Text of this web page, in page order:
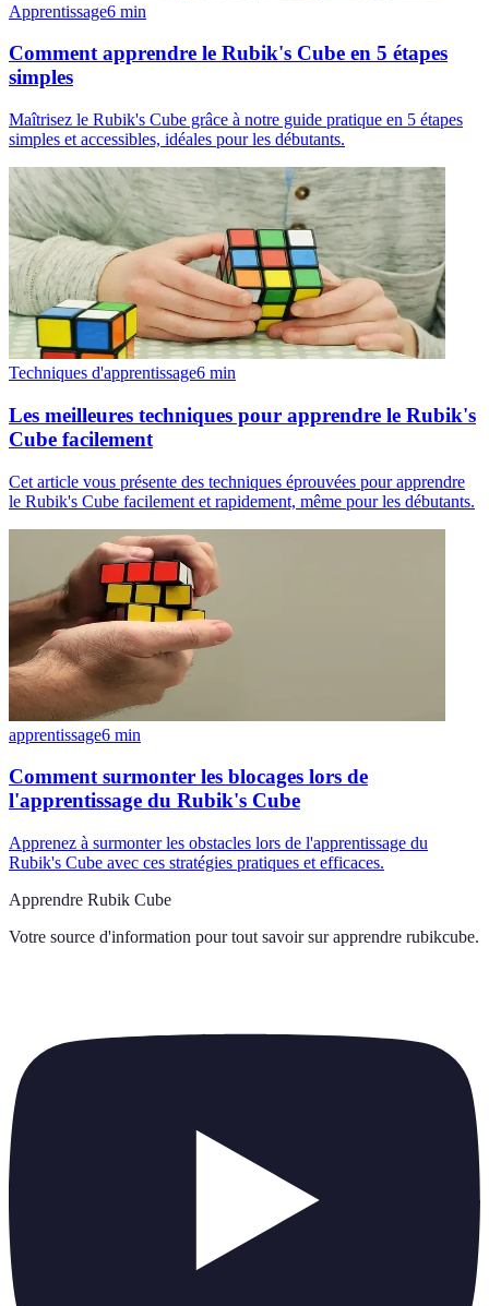
Apprentissage6 min
Comment apprendre le Rubik's Cube en 5 étapes
simples
Maîtrisez le Rubik's Cube grâce à notre guide pratique en 5 étapes
simples et accessibles, idéales pour les débutants.
Techniques d'apprentissage6 min
Les meilleures techniques pour apprendre le Rubik's
Cube facilement
Cet article vous présente des techniques éprouvées pour apprendre
le Rubik's Cube facilement et rapidement, même pour les débutants.
apprentissage6 min
Comment surmonter les blocages lors de
l'apprentissage du Rubik's Cube
Apprenez à surmonter les obstacles lors de l'apprentissage du
Rubik's Cube avec ces stratégies pratiques et efficaces.
Apprendre Rubik Cube
Votre source d'information pour tout savoir sur apprendre rubikcube.